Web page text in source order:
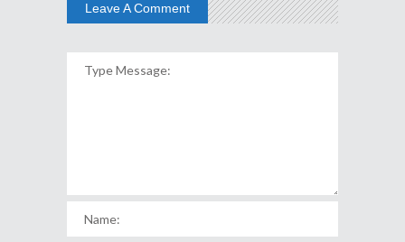
Leave A Comment